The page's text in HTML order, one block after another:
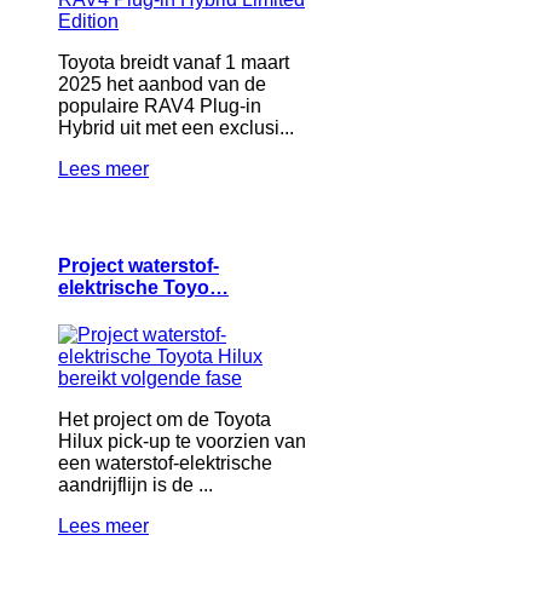
Toyota breidt vanaf 1 maart
2025 het aanbod van de
populaire RAV4 Plug-in
Hybrid uit met een exclusi...
Lees meer
Project waterstof-
elektrische Toyo…
Het project om de Toyota
Hilux pick-up te voorzien van
een waterstof-elektrische
aandrijflijn is de ...
Lees meer